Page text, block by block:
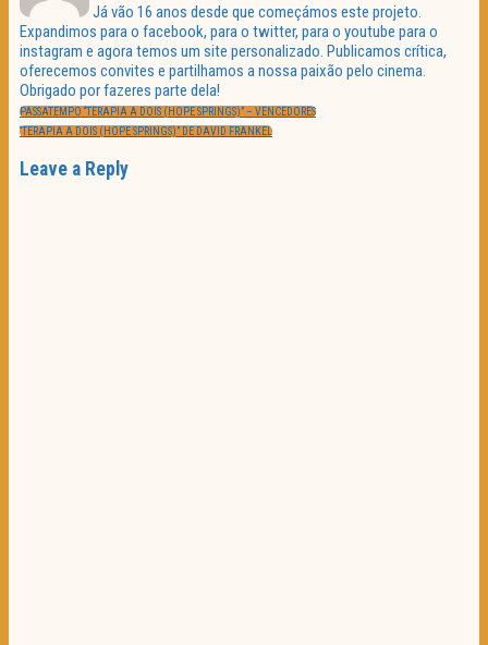
Já vão 16 anos desde que começámos este projeto.
Expandimos para o facebook, para o twitter, para o youtube para o
instagram e agora temos um site personalizado. Publicamos crítica,
oferecemos convites e partilhamos a nossa paixão pelo cinema.
Obrigado por fazeres parte dela!
Navegação
de
artigos
PREVIOUS
POST:
PASSATEMPO “TERAPIA A DOIS (HOPE SPRINGS)” – VENCEDORES
NEXT
POST:
“TERAPIA A DOIS (HOPE SPRINGS)” DE DAVID FRANKEL
Leave a Reply